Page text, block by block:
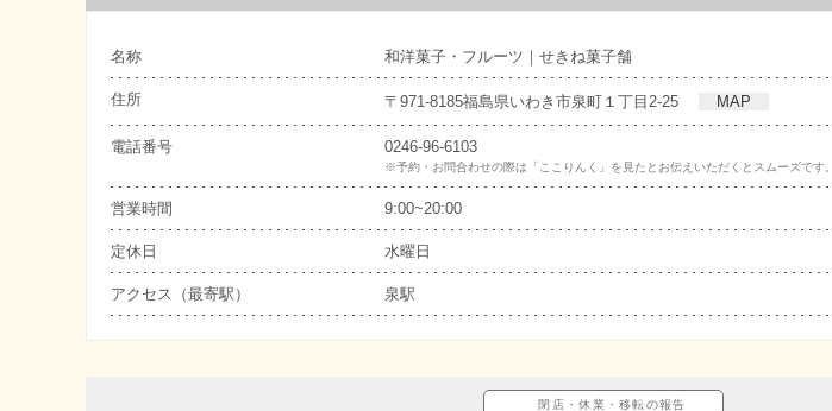
名称 和洋菓子・フルーツ｜せきね菓子舗
住所 〒971-8185福島県いわき市泉町１丁目2-25 MAP
電話番号 0246-96-6103
※予約・お問合わせの際は「ここりんく」を見たとお伝えいただくとスムーズです。
営業時間 9:00~20:00
定休日 水曜日
アクセス（最寄駅） 泉駅
閉店・休業・移転の報告